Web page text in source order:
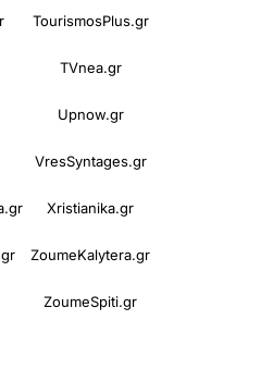
TourismosPlus.gr
TVnea.gr
Upnow.gr
VresSyntages.gr
Xristianika.gr
ZoumeKalytera.gr
ZoumeSpiti.gr